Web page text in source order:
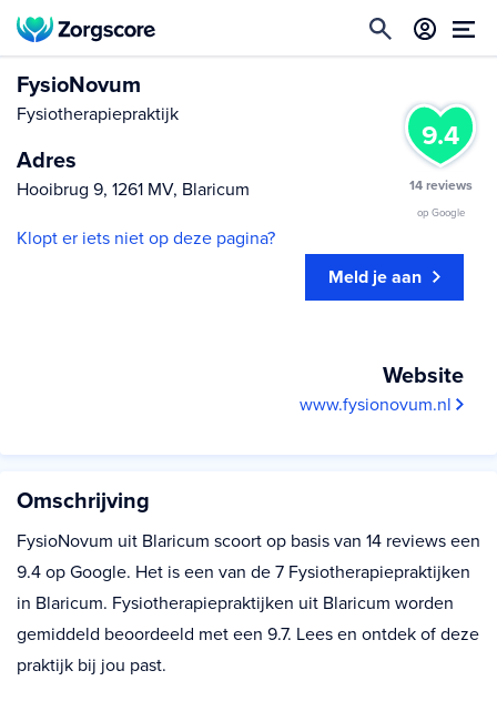
9.4
14 reviews
op Google
FysioNovum
Fysiotherapiepraktijk
Adres
Hooibrug 9, 1261 MV, Blaricum
Klopt er iets niet op deze pagina?
Meld je aan
Website
www.fysionovum.nl
Omschrijving
FysioNovum uit Blaricum scoort op basis van 14 reviews een
9.4 op Google. Het is een van de 7 Fysiotherapiepraktijken
in Blaricum. Fysiotherapiepraktijken uit Blaricum worden
gemiddeld beoordeeld met een 9.7. Lees en ontdek of deze
praktijk bij jou past.